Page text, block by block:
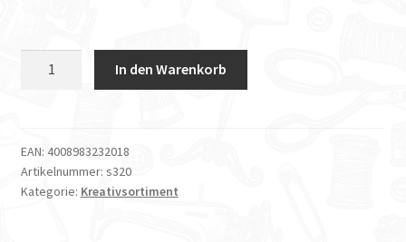
In den Warenkorb
EAN: 4008983232018
Artikelnummer: s320
Kategorie: Kreativsortiment